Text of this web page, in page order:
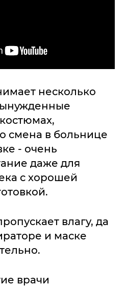
несколько
смена в больнице
- очень
даже для
с хорошей
влагу, да
и маске
врачи